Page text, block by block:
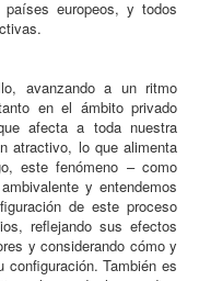
europeos, y todos
avanzando a un ritmo
en el ámbito privado
afecta a toda nuestra
atractivo, lo que alimenta
este fenómeno – como
y entendemos
de este proceso
reflejando sus efectos
y considerando cómo y
También es